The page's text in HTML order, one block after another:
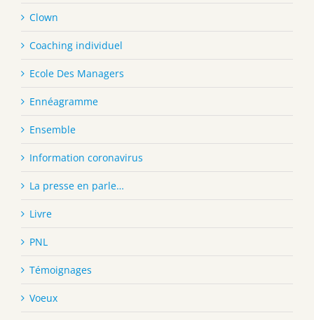
Clown
Coaching individuel
Ecole Des Managers
Ennéagramme
Ensemble
Information coronavirus
La presse en parle…
Livre
PNL
Témoignages
Voeux